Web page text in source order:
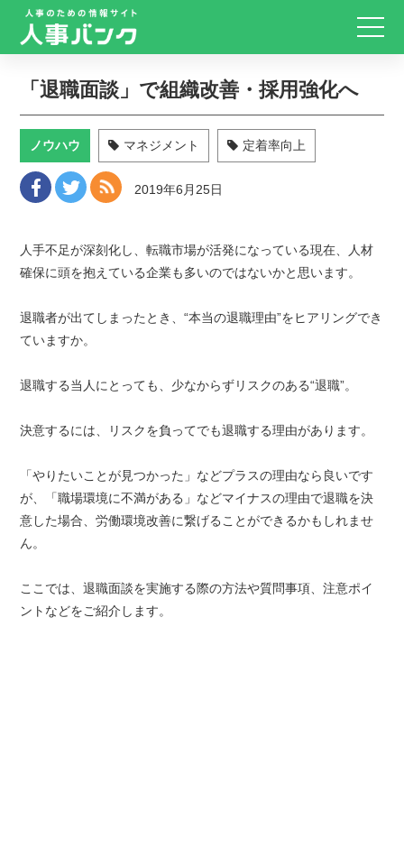
「退職面談」で組織改善・採用強化へ
ノウハウ マネジメント 定着率向上
2019年6月25日
人手不足が深刻化し、転職市場が活発になっている現在、人材
確保に頭を抱えている企業も多いのではないかと思います。
退職者が出てしまったとき、“本当の退職理由”をヒアリングでき
ていますか。
退職する当人にとっても、少なからずリスクのある“退職”。
決意するには、リスクを負ってでも退職する理由があります。
「やりたいことが見つかった」などプラスの理由なら良いです
が、「職場環境に不満がある」などマイナスの理由で退職を決
意した場合、労働環境改善に繋げることができるかもしれませ
ん。
ここでは、退職面談を実施する際の方法や質問事項、注意ポイ
ントなどをご紹介します。